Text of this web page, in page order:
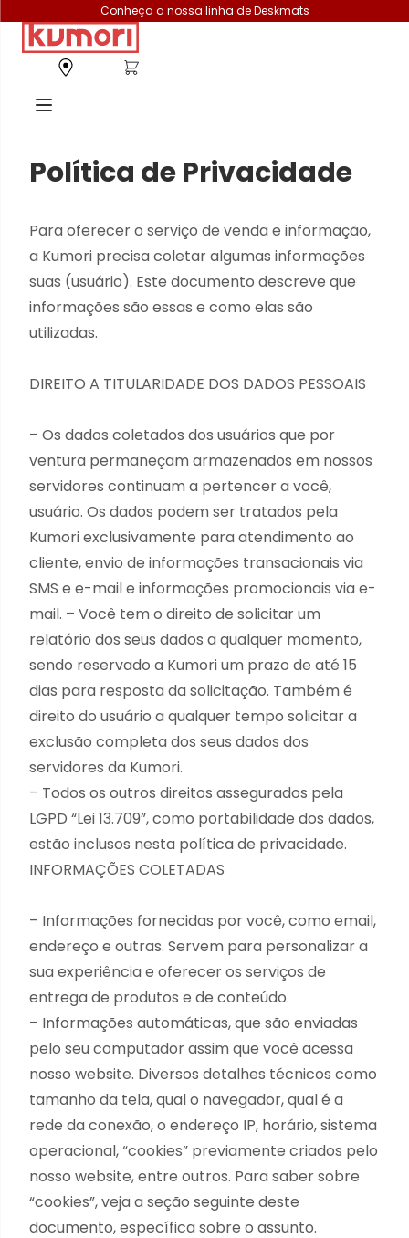
Conheça a nossa linha de Deskmats
Política de Privacidade
Para oferecer o serviço de venda e informação,
a Kumori precisa coletar algumas informações
suas (usuário). Este documento descreve que
informações são essas e como elas são
utilizadas.
DIREITO A TITULARIDADE DOS DADOS PESSOAIS
– Os dados coletados dos usuários que por
ventura permaneçam armazenados em nossos
servidores continuam a pertencer a você,
usuário. Os dados podem ser tratados pela
Kumori exclusivamente para atendimento ao
cliente, envio de informações transacionais via
SMS e e-mail e informações promocionais via e-
mail. – Você tem o direito de solicitar um
relatório dos seus dados a qualquer momento,
sendo reservado a Kumori um prazo de até 15
dias para resposta da solicitação. Também é
direito do usuário a qualquer tempo solicitar a
exclusão completa dos seus dados dos
servidores da Kumori.
– Todos os outros direitos assegurados pela
LGPD “Lei 13.709”, como portabilidade dos dados,
estão inclusos nesta política de privacidade.
INFORMAÇÕES COLETADAS
– Informações fornecidas por você, como email,
endereço e outras. Servem para personalizar a
sua experiência e oferecer os serviços de
entrega de produtos e de conteúdo.
– Informações automáticas, que são enviadas
pelo seu computador assim que você acessa
nosso website. Diversos detalhes técnicos como
tamanho da tela, qual o navegador, qual é a
rede da conexão, o endereço IP, horário, sistema
operacional, “cookies” previamente criados pelo
nosso website, entre outros. Para saber sobre
“cookies”, veja a seção seguinte deste
documento, específica sobre o assunto.